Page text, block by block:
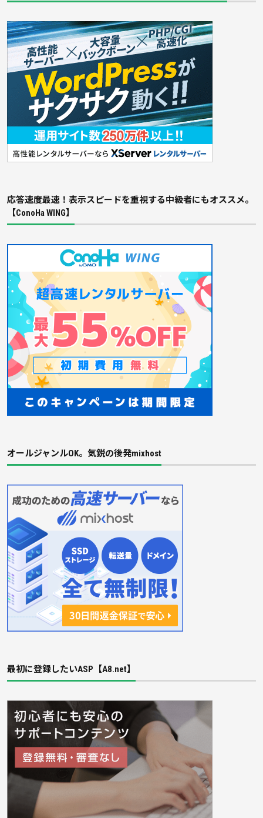
応答速度最速！表示スピードを重視する中級者にもオススメ。
【ConoHa WING】
オールジャンルOK。気鋭の後発mixhost
最初に登録したいASP【A8.net】